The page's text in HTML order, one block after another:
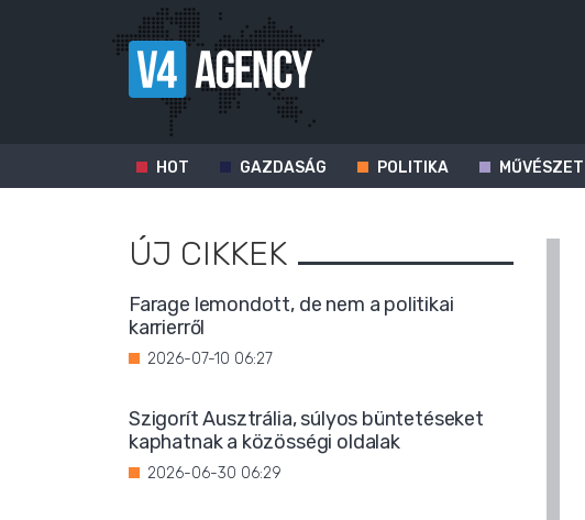
HOT GAZDASÁG POLITIKA MŰVÉSZET
ÚJ CIKKEK
Farage lemondott, de nem a politikai
karrierről
2026-07-10 06:27
Szigorít Ausztrália, súlyos büntetéseket
kaphatnak a közösségi oldalak
2026-06-30 06:29